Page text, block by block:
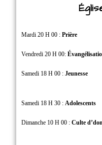
Mardi 20 H 00 :Prière
Vendredi 20 H 00:
Samedi 18 H 00 :Jeunesse
Samedi 18 H 30 :Adolescents
Dimanche 10 H 00 :Culte